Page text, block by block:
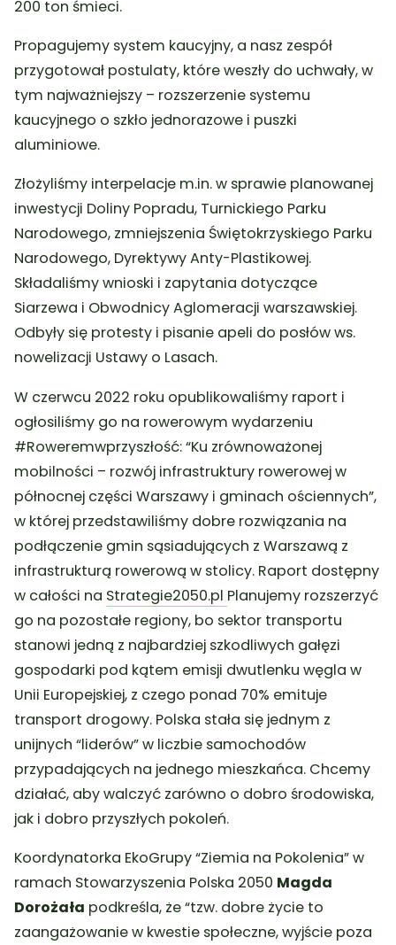
200 ton śmieci.
Propagujemy system kaucyjny, a nasz zespół
przygotował postulaty, które weszły do uchwały, w
tym najważniejszy – rozszerzenie systemu
kaucyjnego o szkło jednorazowe i puszki
aluminiowe.
Złożyliśmy interpelacje m.in. w sprawie planowanej
inwestycji Doliny Popradu, Turnickiego Parku
Narodowego, zmniejszenia Świętokrzyskiego Parku
Narodowego, Dyrektywy Anty-Plastikowej.
Składaliśmy wnioski i zapytania dotyczące
Siarzewa i Obwodnicy Aglomeracji warszawskiej.
Odbyły się protesty i pisanie apeli do posłów ws.
nowelizacji Ustawy o Lasach.
W czerwcu 2022 roku opublikowaliśmy raport i
ogłosiliśmy go na rowerowym wydarzeniu
#Roweremwprzyszłość: “Ku zrównoważonej
mobilności – rozwój infrastruktury rowerowej w
północnej części Warszawy i gminach ościennych”,
w której przedstawiliśmy dobre rozwiązania na
podłączenie gmin sąsiadujących z Warszawą z
infrastrukturą rowerową w stolicy. Raport dostępny
w całości na Strategie2050.pl Planujemy rozszerzyć
go na pozostałe regiony, bo sektor transportu
stanowi jedną z najbardziej szkodliwych gałęzi
gospodarki pod kątem emisji dwutlenku węgla w
Unii Europejskiej, z czego ponad 70% emituje
transport drogowy. Polska stała się jednym z
unijnych “liderów” w liczbie samochodów
przypadających na jednego mieszkańca. Chcemy
działać, aby walczyć zarówno o dobro środowiska,
jak i dobro przyszłych pokoleń.
Koordynatorka EkoGrupy “Ziemia na Pokolenia” w
ramach Stowarzyszenia Polska 2050 Magda
Dorożała podkreśla, że “tzw. dobre życie to
zaangażowanie w kwestie społeczne, wyjście poza